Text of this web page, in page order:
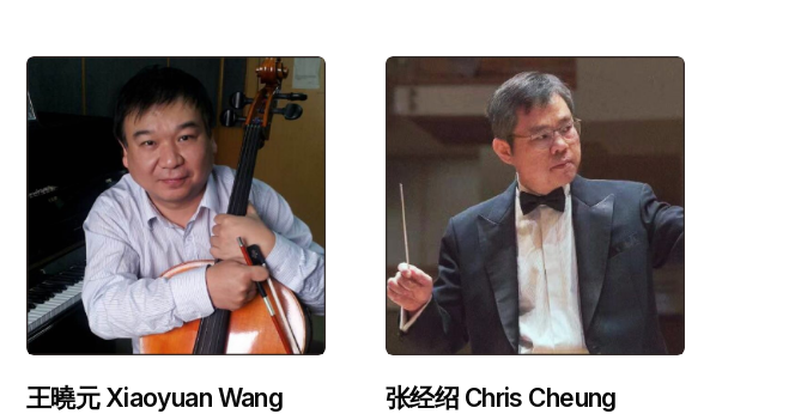
王曉元 Xiaoyuan Wang 张经绍 Chris Cheung